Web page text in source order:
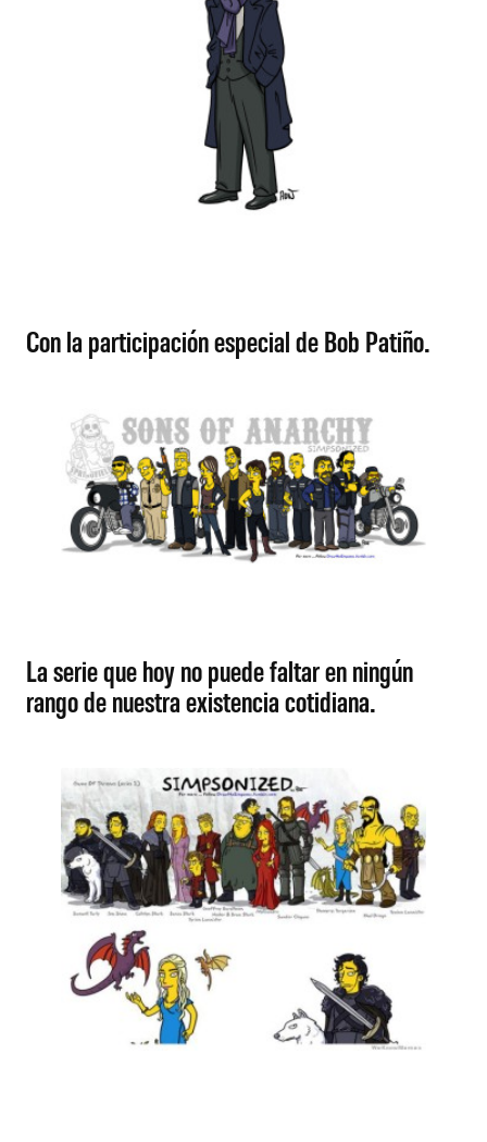
Con la participación especial de Bob Patiño.
La serie que hoy no puede faltar en ningún
rango de nuestra existencia cotidiana.